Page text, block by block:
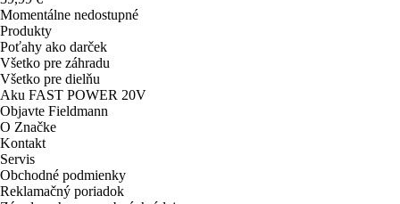
Momentálne nedostupné
Produkty
Poťahy ako darček
Všetko pre záhradu
Všetko pre dielňu
Aku FAST POWER 20V
Objavte Fieldmann
O Značke
Kontakt
Servis
Obchodné podmienky
Reklamačný poriadok